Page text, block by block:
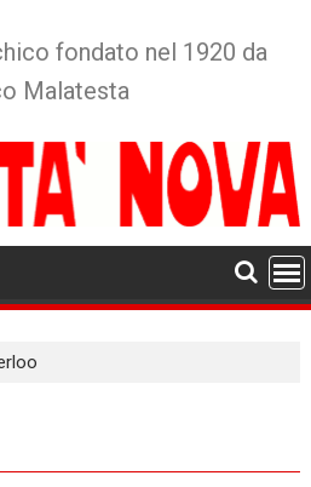
fondato nel 1920 da
Malatesta